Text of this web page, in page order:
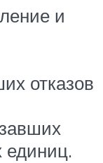
и
отказов
единиц.